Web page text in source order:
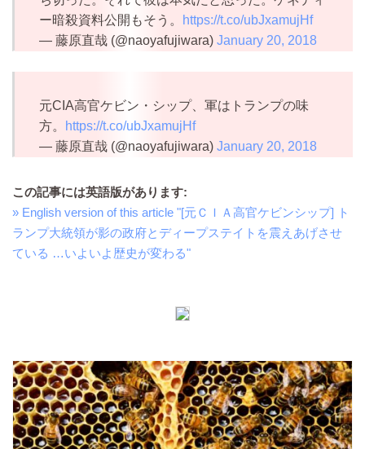
ー暗殺資料公開もそう。
https://t.co/ubJxamujHf
— 藤原直哉 (@naoyafujiwara) January 20, 2018
元CIA高官ケビン・シップ、軍はトランプの味
方。
https://t.co/ubJxamujHf
— 藤原直哉 (@naoyafujiwara) January 20, 2018
この記事には英語版があります:
» English version of this article "[元ＣＩＡ高官ケビンシップ] ト
ランプ大統領が影の政府とディープステイトを震えあげさせ
ている …いよいよ歴史が変わる"